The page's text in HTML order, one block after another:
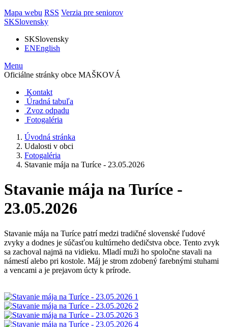
Mapa webu RSS Verzia pre seniorov
SKSlovensky
SKSlovensky
ENEnglish
Menu
Oficiálne stránky obce MAŠKOVÁ
Kontakt
Úradná tabuľa
Zvoz odpadu
Fotogaléria
Úvodná stránka
Udalosti v obci
Fotogaléria
Stavanie mája na Turíce - 23.05.2026
Stavanie mája na Turíce -
23.05.2026
Stavanie mája na Turíce patrí medzi tradičné slovenské ľudové
zvyky a dodnes je súčasťou kultúrneho dedičstva obce. Tento zvyk
sa zachoval najmä na vidieku. Mladí muži ho spoločne stavali na
námestí alebo pri kostole. Máj je strom zdobený farebnými stuhami
a vencami a je prejavom úcty k prírode.